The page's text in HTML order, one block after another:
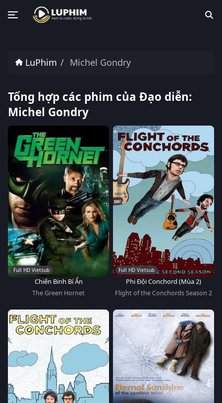
LuPhim Michel Gondry
Tổng hợp các phim của Đạo diễn:
Michel Gondry
Full HD Vietsub
Chiến Binh Bí Ẩn
The Green Hornet
Full HD Vietsub
Phi Đội Conchord (Mùa 2)
Flight of the Conchords Season 2